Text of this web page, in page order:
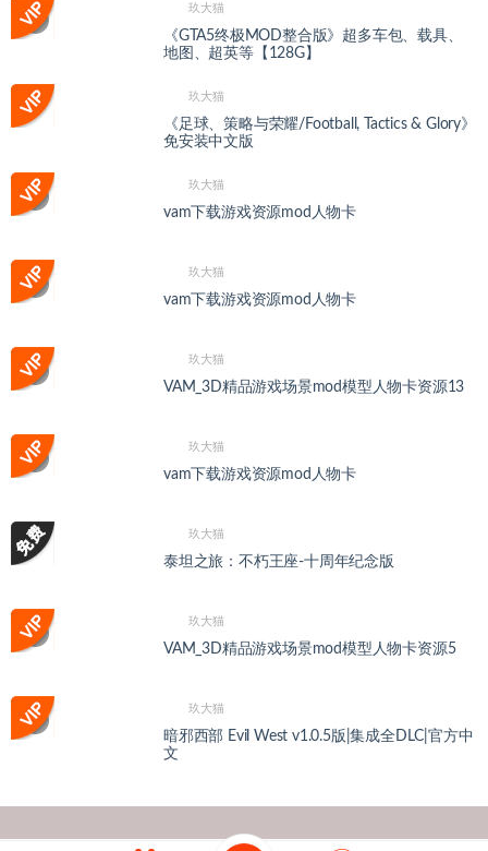
玖大猫
《GTA5终极MOD整合版》超多车包、载具、
地图、超英等【128G】
玖大猫
《足球、策略与荣耀/Football, Tactics & Glory》
免安装中文版
玖大猫
vam下载游戏资源mod人物卡
玖大猫
vam下载游戏资源mod人物卡
玖大猫
VAM_3D精品游戏场景mod模型人物卡资源13
玖大猫
vam下载游戏资源mod人物卡
玖大猫
泰坦之旅：不朽王座-十周年纪念版
玖大猫
VAM_3D精品游戏场景mod模型人物卡资源5
玖大猫
暗邪西部 Evil West v1.0.5版|集成全DLC|官方中
文